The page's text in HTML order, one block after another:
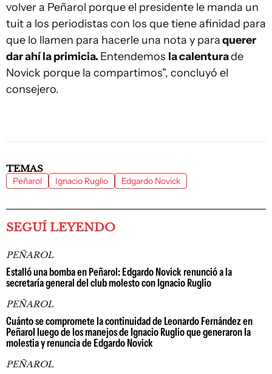
volver a Peñarol porque el presidente le manda un
tuit a los periodistas con los que tiene afinidad para
que lo llamen para hacerle una nota y paraquerer
dar ahí la primicia. Entendemos la calenturade
Novick porque la compartimos", concluyó el
consejero.
TEMAS
Peñarol Ignacio Ruglio Edgardo Novick
SEGUÍ LEYENDO
PEÑAROL
Estalló una bomba en Peñarol: Edgardo Novick renunció a la
secretaría general del club molesto con Ignacio Ruglio
PEÑAROL
Cuánto se compromete la continuidad de Leonardo Fernández en
Peñarol luego de los manejos de Ignacio Ruglio que generaron la
molestia y renuncia de Edgardo Novick
PEÑAROL